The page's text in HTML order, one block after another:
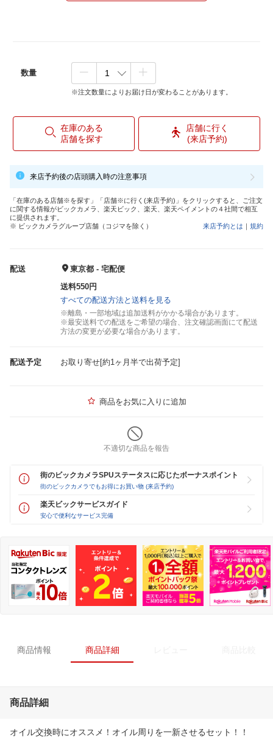
数量
※注文数量によりお届け日が変わることがあります。
在庫のある
店舗を探す
店舗に行く
(来店予約)
来店予約後の店頭購入時の注意事項
「在庫のある店舗※を探す」「店舗※に行く(来店予約)」をクリックすると、ご注文
に関する情報がビックカメラ、楽天ビック、楽天、楽天ペイメントの４社間で相互
に提供されます。
※ ビックカメラグループ店舗（コジマを除く）
来店予約とは ｜ 規約
配送
東京都 - 宅配便
送料550円
すべての配送方法と送料を見る
※離島・一部地域は追加送料がかかる場合があります。
※最安送料での配送をご希望の場合、注文確認画面にて配送
方法の変更が必要な場合があります。
配送予定 お取り寄せ[約1ヶ月半で出荷予定]
商品をお気に入りに追加
不適切な商品を報告
街のビックカメラSPUステータスに応じたボーナスポイント
街のビックカメラでもお得にお買い物 (来店予約)
楽天ビックサービスガイド
安心で便利なサービス完備
商品情報 商品詳細
商品詳細
オイル交換時にオススメ！オイル周りを一新させるセット！！